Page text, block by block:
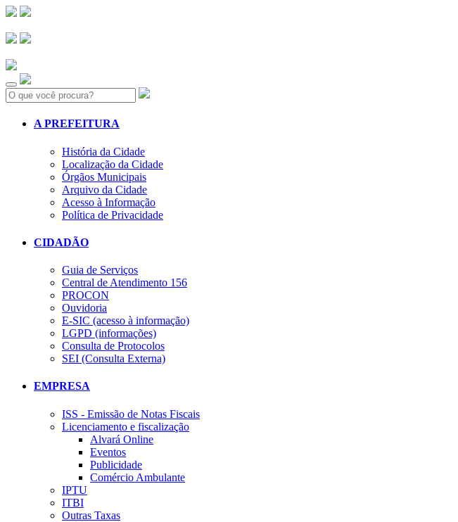
Search:
A PREFEITURA
História da Cidade
Localização da Cidade
Órgãos Municipais
Arquivo da Cidade
Acesso à Informação
Política de Privacidade
CIDADÃO
Guia de Serviços
Central de Atendimento 156
PROCON
Ouvidoria
E-SIC (acesso à informação)
LGPD (informações)
Consulta de Protocolos
SEI (Consulta Externa)
EMPRESA
ISS - Emissão de Notas Fiscais
Licenciamento e fiscalização
Alvará Online
Eventos
Publicidade
Comércio Ambulante
IPTU
ITBI
Outras Taxas